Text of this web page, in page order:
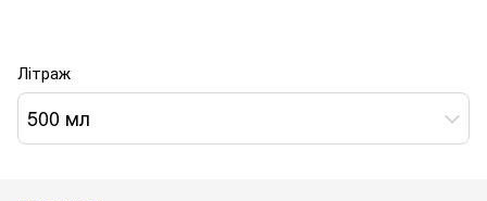
Літраж
500 мл